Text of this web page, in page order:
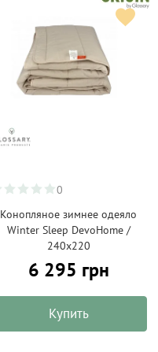
0
Конопляное зимнее одеяло
Winter Sleep DevoHome /
240х220
6 295 грн
Купить